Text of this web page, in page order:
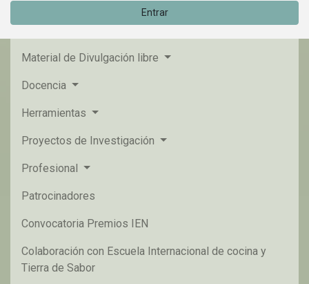
Entrar
Material de Divulgación libre
Docencia
Herramientas
Proyectos de Investigación
Profesional
Patrocinadores
Convocatoria Premios IEN
Colaboración con Escuela Internacional de cocina y
Tierra de Sabor